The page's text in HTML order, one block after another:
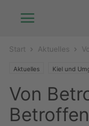
Start Aktuelles
Aktuelles Kiel und
Von